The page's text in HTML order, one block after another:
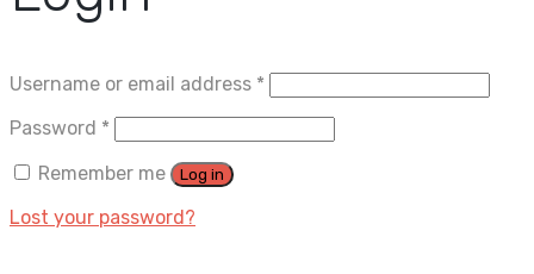
Username or email address *
Password *
Remember me
Log in
Lost your password?